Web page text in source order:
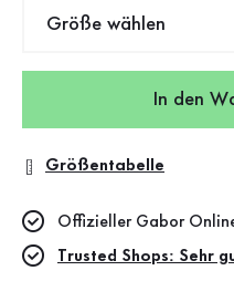
Größe wählen
In den
Größentabelle
Offizieller Gabor
Trusted Shops: Sehr